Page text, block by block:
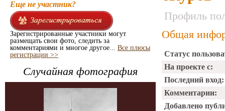
Еще не участник?
Зарегистрированные участники могут
размещать свои фото, следить за
комментариями и многое другое... Все плюсы
регистрации >>
Случайная фотография
Профиль
Общая
Статус
На проекте с:
Последний вход:
Комментарии:
Добавлено